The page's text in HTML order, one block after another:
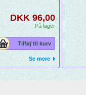
DKK 96,00
På lager
Tilføj til kurv
Se mere